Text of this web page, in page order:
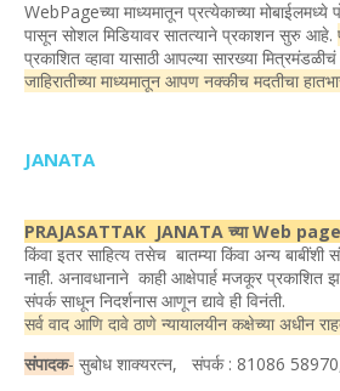
WebPageच्या माध्यमातून प्रत्येकाच्या मोबाईलमध्ये
पासून सोशल मिडियावर सातत्याने प्रकाशन सुरु आहे.
प्रकाशित व्हावा यासाठी आपल्या सारख्या
जाहिरातीच्या माध्यमातून आपण नक्कीच मदतीचा
JANATA
PRAJASATTAK JANATA च्या Web page
किंवा इतर साहित्य तसेच बातम्या किंवा अन्य
नाही. अनावधानाने काही आक्षेपार्ह मजकूर
संपर्क साधून निदर्शनास आणून द्यावे ही विनंती.
सर्व वाद आणि दावे ठाणे न्यायालयीन कक्षेच्या अधीन
संपादक- सुबोध शाक्यरत्न, संपर्क : 81086